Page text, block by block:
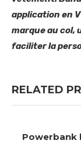
application en
marque au col,
faciliter la
RELATED
Powerbank